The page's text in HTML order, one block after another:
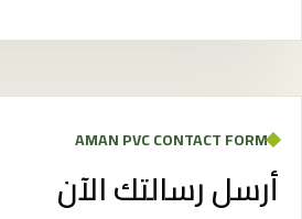
AMAN PVC CONTACT FORM
أرسل رسالتك الآن